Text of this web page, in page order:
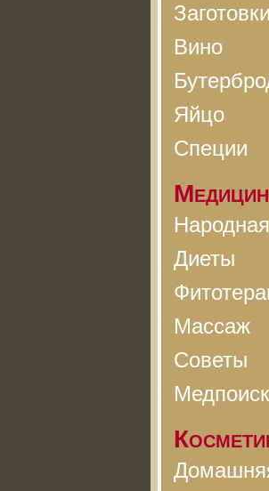
Заготовки
Вино
Яйцо
Специи
Народная
Диеты
Массаж
Советы
Медпоиск